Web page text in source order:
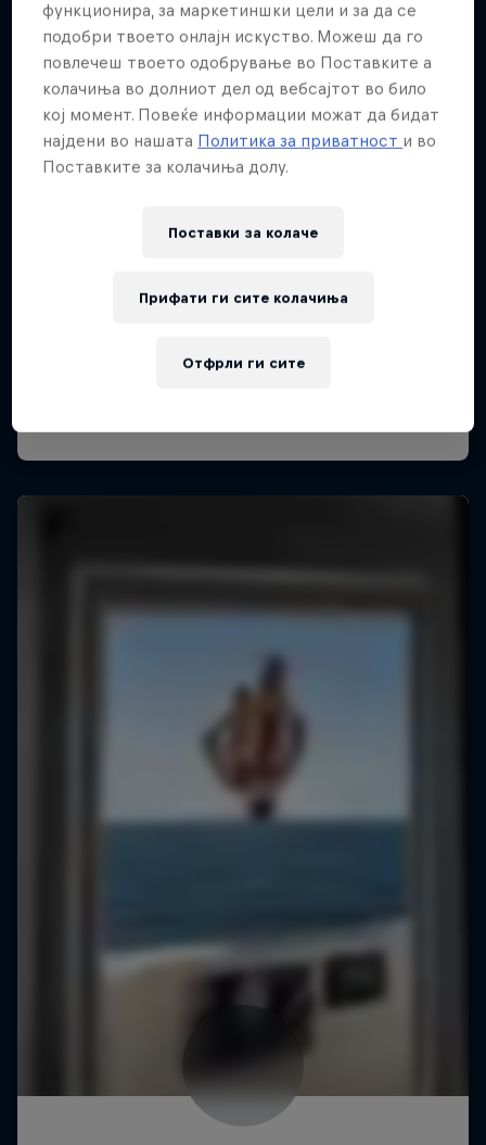
функционира, за маркетиншки цели и за да се
подобри твоето онлајн искуство. Можеш да го
повлечеш твоето одобрување во Поставките а
колачиња во долниот дел од вебсајтот во било
кој момент. Повеќе информации можат да бидат
најдени во нашата Политика за приватност и во
Поставките за колачиња долу.
Поставки за колачe
Отфрли ги сите
Прифати ги сите колачиња